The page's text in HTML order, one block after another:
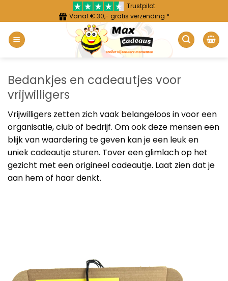
inhoud
Trustpilot
Vanaf € 30,- gratis verzending *
Bedankjes en cadeautjes voor
vrijwilligers
Vrijwilligers zetten zich vaak belangeloos in voor een
organisatie, club of bedrijf. Om ook deze mensen een
blijk van waardering te geven kan je een leuk en
uniek cadeautje sturen. Tover een glimlach op het
gezicht met een origineel cadeautje. Laat zien dat je
aan hem of haar denkt.